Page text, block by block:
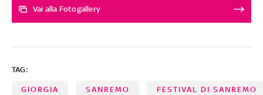
Skyfall di Adele
Vai alla Fotogallery
TAG:
GIORGIA SANREMO FESTIVAL DI SANREMO